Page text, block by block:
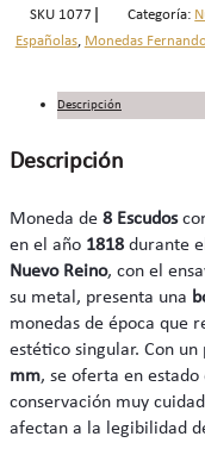
SKU 1077 Categoría:
Españolas, Monedas
Descripción
Descripción
Moneda de 8 Escudos
en el año 1818 durante
Nuevo Reino, con el
su metal, presenta una
monedas de época que
estético singular. Con un
mm, se oferta en estado
conservación muy
afectan a la legibilidad